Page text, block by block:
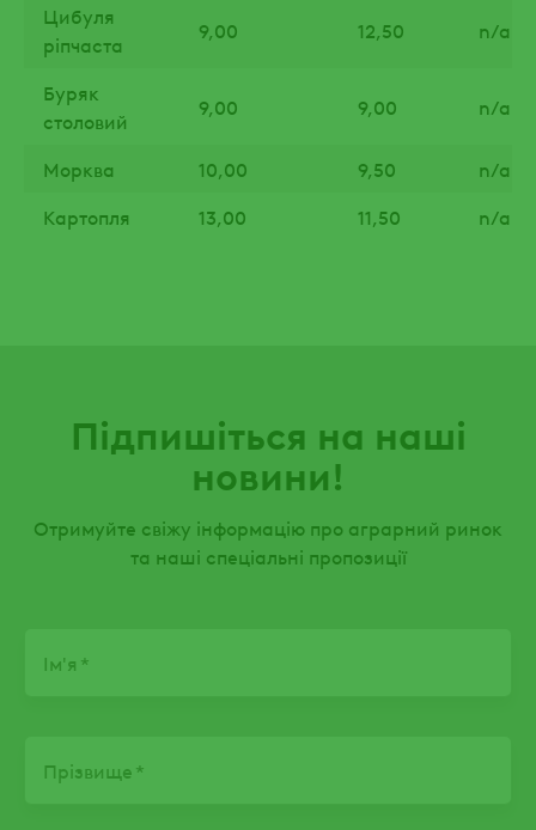
Цибуля
ріпчаста
9,00 12,50 n/a
Буряк
столовий
9,00 9,00 n/a
Морква 10,00 9,50
n/a
Картопля
13,00 11,50 n/a
Підпишіться на наші
новини!
Отримуйте свіжу інформацію про аграрний ринок
та наші спеціальні пропозиції
Ім'я
Прізвище